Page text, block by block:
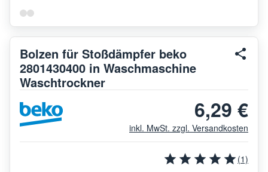
Bolzen für Stoßdämpfer beko
2801430400 in Waschmaschine
Waschtrockner
6,29 €
inkl. MwSt. zzgl. Versandkosten
(1)